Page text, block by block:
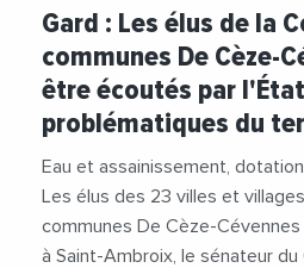
Gard : Les élus de la
communes De Cèze-
être écoutés par
problématiques du
Eau et assainissement,
Les élus des 23 villes et
communes De Cèze-Cévennes
à Saint-Ambroix, le sénateur du